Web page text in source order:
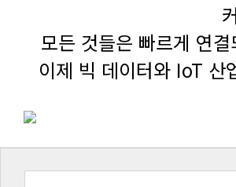
모든 것들은 빠르게 연